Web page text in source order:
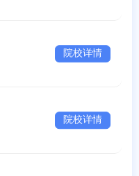
院校详情
院校详情